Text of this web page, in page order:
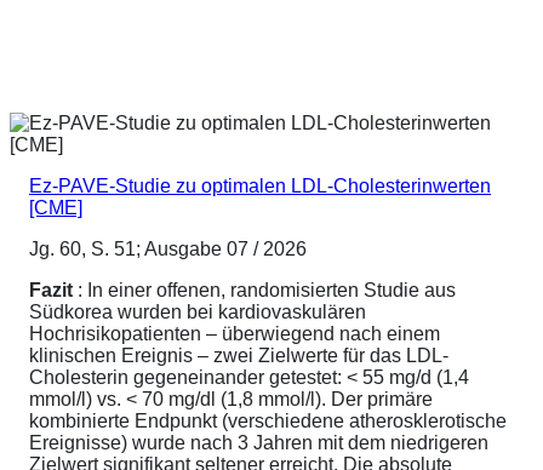
Ez-PAVE-Studie zu optimalen LDL-Cholesterinwerten
[CME]
Jg. 60, S. 51; Ausgabe 07 / 2026
Fazit : In einer offenen, randomisierten Studie aus
Südkorea wurden bei kardiovaskulären
Hochrisikopatienten – überwiegend nach einem
klinischen Ereignis – zwei Zielwerte für das LDL-
Cholesterin gegeneinander getestet: < 55 mg/d (1,4
mmol/l) vs. < 70 mg/dl (1,8 mmol/l). Der primäre
kombinierte Endpunkt (verschiedene atherosklerotische
Ereignisse) wurde nach 3 Jahren mit dem niedrigeren
Zielwert signifikant seltener erreicht. Die absolute